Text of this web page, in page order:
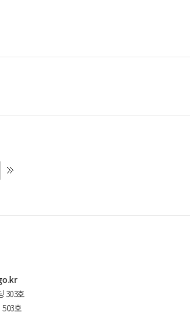
303호
호